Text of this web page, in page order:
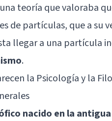
teoría que valoraba
de partículas, que a su
llegar a una partícula
.
la Psicología y la
nacido en la